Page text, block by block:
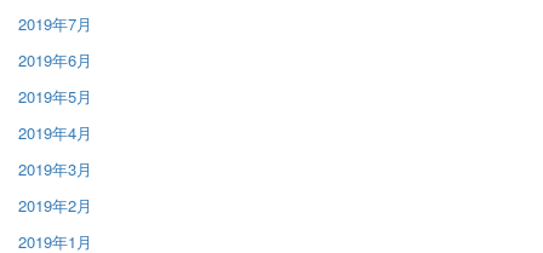
2019年7月
2019年6月
2019年5月
2019年4月
2019年3月
2019年2月
2019年1月